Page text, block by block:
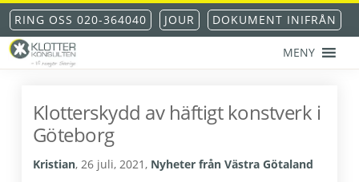
Hoppa
till
huvudnavigering
Hoppa
till
huvudinnehåll
Hoppa
till
det
primära
Hoppa
till
sidfot
RING OSS 020-364040 JOUR DOKUMENT INIFRÅN
klotterskydd
MENY
Klotterskydd av häftigt konstverk i
Göteborg
Kristian, 26 juli, 2021, Nyheter från Västra Götaland